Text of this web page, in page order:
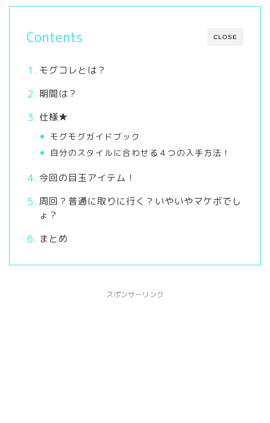
CLOSE
Contents
モグコレとは？
期間は？
仕様★
モグモグガイドブック
自分のスタイルに合わせる４つの入手方法！
今回の目玉アイテム！
周回？普通に取りに行く？いやいやマケボでし
ょ？
まとめ
スポンサーリンク